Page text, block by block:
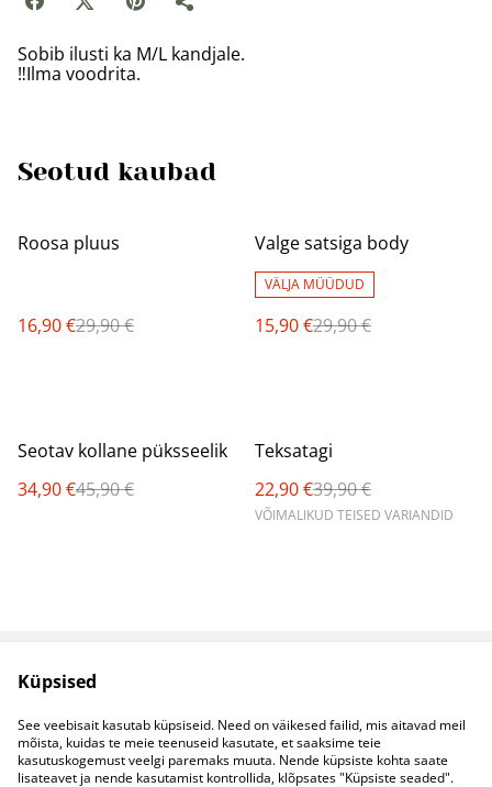
Sobib ilusti ka M/L kandjale.
‼️Ilma voodrita.
Seotud kaubad
%
Roosa pluus
16,90 €29,90 €
%
Valge satsiga body
VÄLJA MÜÜDUD
15,90 €29,90 €
%
Seotav kollane püksseelik
34,90 €45,90 €
%
Teksatagi
22,90 €39,90 €
VÕIMALIKUD TEISED VARIANDID
Müügitingimused
Küpsised
Kontaktid
B2B koostöö
Küpsised
See veebisait kasutab küpsiseid. Need on väikesed failid, mis aitavad meil
mõista, kuidas te meie teenuseid kasutate, et saaksime teie
kasutuskogemust veelgi paremaks muuta. Nende küpsiste kohta saate
lisateavet ja nende kasutamist kontrollida, klõpsates "Küpsiste seaded".